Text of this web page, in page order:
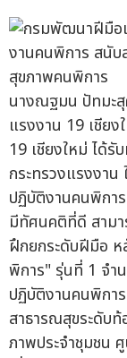
นางณฐมน ปัทมะ
แรงงาน 19 เชีย
19 เชียงใหม่ ได้
กระทรวงแรงงา
ปฏิบัติงานคนพิกา
มีทัศนคติที่ดี สามา
ฝึกยกระดับฝีมือ
พิการ" รุ่นที่ 1 จำ
ปฏิบัติงานคนพิกา
สาธารณสุขระดับท้
ภาพประจำชุมช